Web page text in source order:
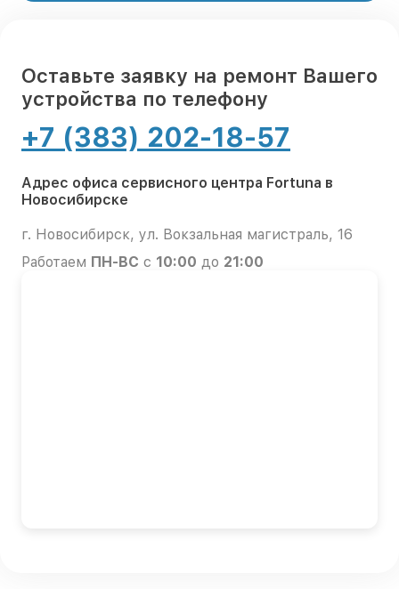
Оставьте заявку на ремонт Вашего
устройства по телефону
+7 (383) 202-18-57
Адрес офиса сервисного центра Fortuna в
Новосибирске
г. Новосибирск, ул. Вокзальная магистраль, 16
Работаем ПН-ВС с 10:00 до 21:00